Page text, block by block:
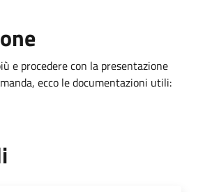
e procedere con la presentazione
ecco le documentazioni utili: